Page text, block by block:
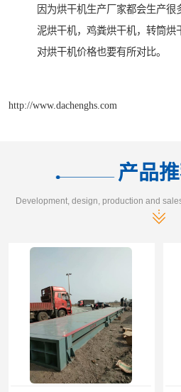
因为烘干机生产厂家都会生产很
泥烘干机，鸡粪烘干机，转筒烘
对烘干机价格也要有所对比。
http://www.dachenghs.com
产品